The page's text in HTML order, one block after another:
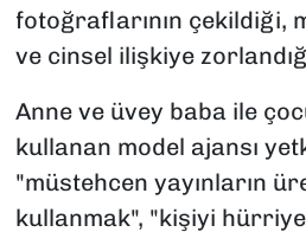
fotoğraflarının çekildiği,
ve cinsel ilişkiye
Anne ve üvey baba ile
kullanan model ajansı
"müstehcen yayınların
kullanmak", "kişiyi